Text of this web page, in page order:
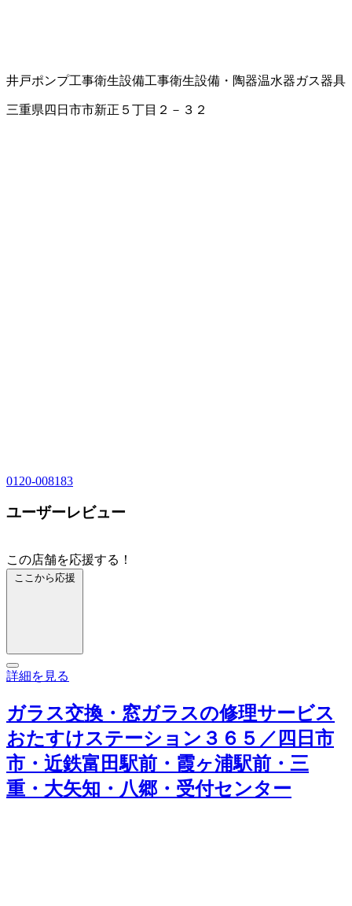
井戸ポンプ工事衛生設備工事衛生設備・陶器温水器ガス器具
三重県四日市市新正５丁目２－３２
0120-008183
ユーザーレビュー
この店舗を応援する！
ここから応援
詳細を見る
ガラス交換・窓ガラスの修理サービス
おたすけステーション３６５／四日市
市・近鉄富田駅前・霞ヶ浦駅前・三
重・大矢知・八郷・受付センター